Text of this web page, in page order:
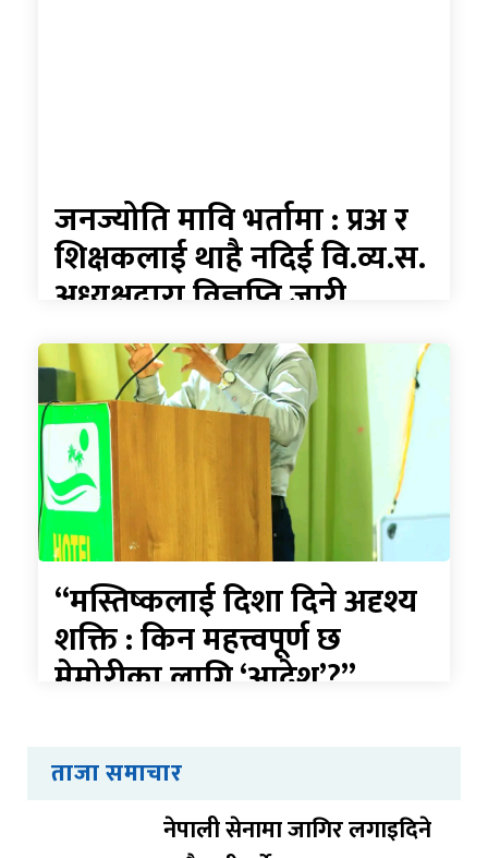
जनज्योति मावि भर्तामा : प्रअ र
शिक्षकलाई थाहै नदिई वि.व्य.स.
अध्यक्षद्वारा विज्ञप्ति जारी,
घटनाको मितिसमेत गलत
“मस्तिष्कलाई दिशा दिने अदृश्य
शक्ति : किन महत्त्वपूर्ण छ
मेमोरीका लागि ‘आदेश’?”
ताजा समाचार
नेपाली सेनामा जागिर लगाइदिने